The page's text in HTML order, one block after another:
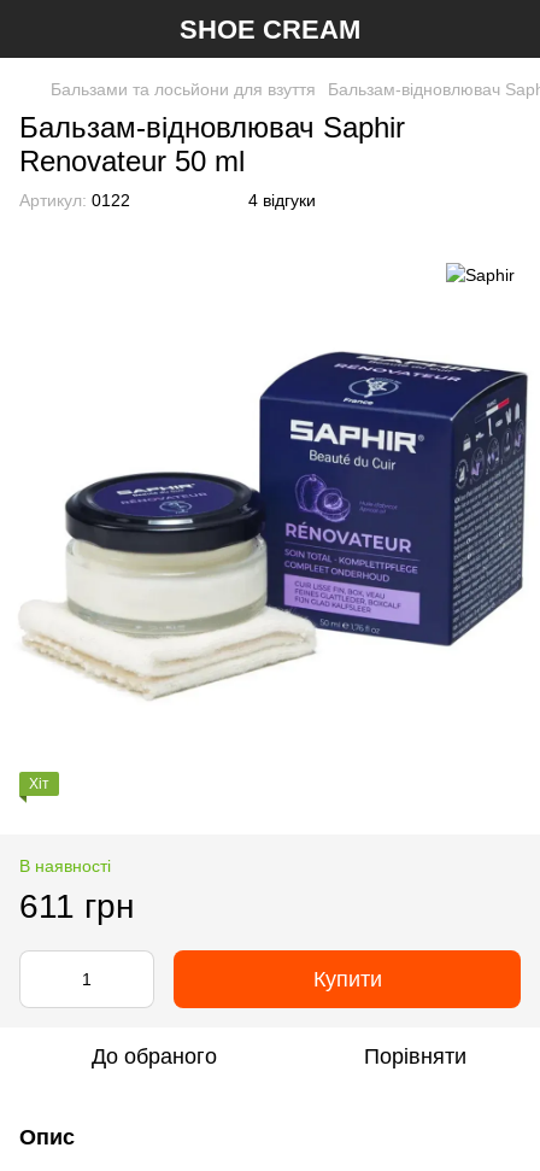
SHOE CREAM
Бальзами та лосьйони для взуття Бальзам-відновлювач
Бальзам-відновлювач Saphir
Renovateur 50 ml
Артикул: 0122 4 відгуки
Хіт
В наявності
611 грн
Купити
До обраного Порівняти
Опис